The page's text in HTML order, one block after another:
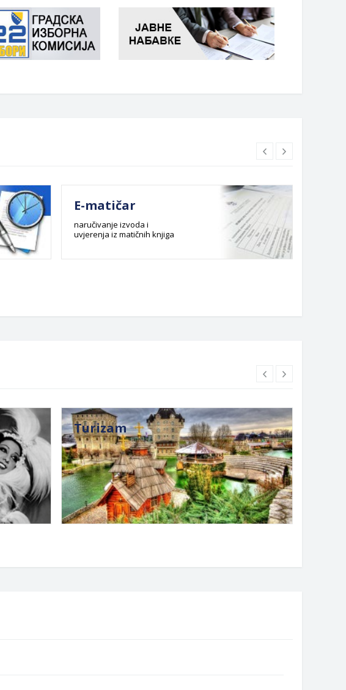
E-matičar
naručivanje izvoda i
uvjerenja iz matičnih knjiga
Turizam